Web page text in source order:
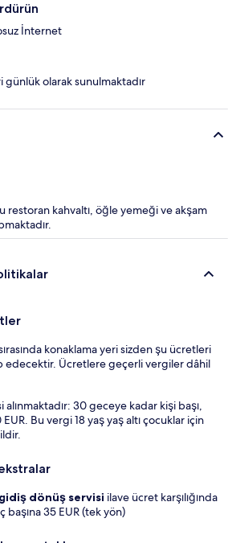
İnternet
günlük olarak sunulmaktadır
restoran kahvaltı, öğle yemeği ve akşam
konaklama yeri sizden şu ücretleri
edecektir. Ücretlere geçerli vergiler dâhil
alınmaktadır: 30 geceye kadar kişi başı,
Bu vergi 18 yaş yaş altı çocuklar için
gidiş dönüş servisi ilave ücret karşılığında
başına 35 EUR (tek yön)